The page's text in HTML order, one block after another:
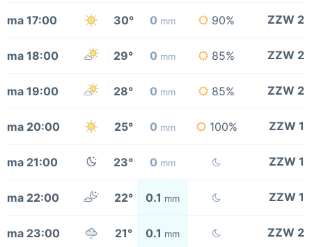
ma 17:00 30° 0 mm 90% ZZW 2
ma 18:00 29° 0 mm 85% ZZW 2
ma 19:00 28° 0 mm 85% ZZW 2
ma 20:00 25° 0 mm 100% ZZW 1
ma 21:00 23° 0 mm ZZW 1
ma 22:00 22° 0.1 mm ZZW 1
ma 23:00 21° 0.1 mm ZZW 2